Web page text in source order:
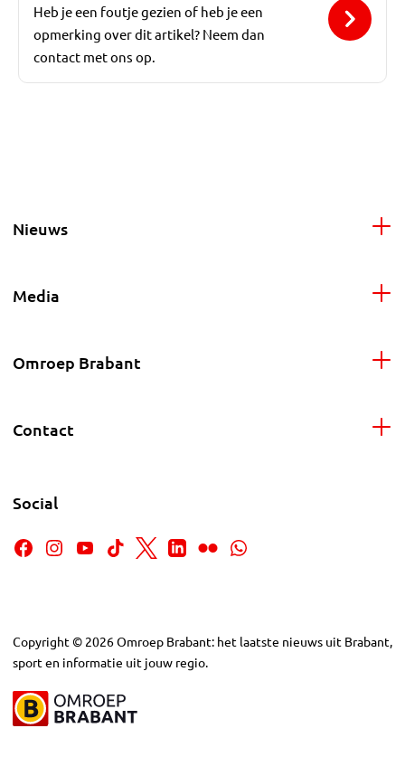
Heb je een foutje gezien of heb je een
opmerking over dit artikel? Neem dan
contact met ons op.
Nieuws
Media
Omroep Brabant
Contact
Social
Copyright © 2026Omroep Brabant: het laatste nieuws uit Brabant,
sport en informatie uit jouw regio.